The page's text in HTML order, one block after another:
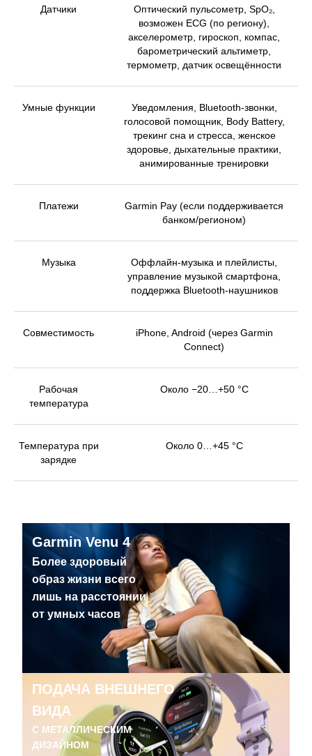
Датчики
Оптический пульсометр, SpO₂,
возможен ECG (по региону),
акселерометр, гироскоп, компас,
барометрический альтиметр,
термометр, датчик освещённости
Умные функции
Уведомления, Bluetooth-звонки,
голосовой помощник, Body Battery,
трекинг сна и стресса, женское
здоровье, дыхательные практики,
анимированные тренировки
Платежи
Garmin Pay (если поддерживается
банком/регионом)
Музыка
Оффлайн-музыка и плейлисты,
управление музыкой смартфона,
поддержка Bluetooth-наушников
Совместимость
iPhone, Android (через Garmin
Connect)
Рабочая
температура
Около −20…+50 °C
Температура при
зарядке
Около 0…+45 °C
Garmin Venu 4
ПОДАЧА ВНЕШНЕГО
ВИДА
С МЕТАЛЛИЧЕСКИМ
ДИЗАЙНОМ
Более здоровый
образ жизни всего
лишь на расстоянии
от умных часов